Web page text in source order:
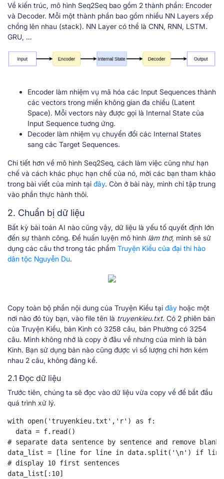
Về kiến trúc, mô hình Seq2Seq bao gồm 2 thành phần: Encoder
và Decoder. Mỗi một thành phần bao gồm nhiều NN Layers xếp
chồng lên nhau (stack). NN Layer có thể là CNN, RNN, LSTM.
GRU, …
Encoder làm nhiệm vụ mã hóa các Input Sequences thành
các vectors trong miền không gian đa chiều (Latent
Space). Mỗi vectors này được gọi là Internal State của
Input Sequence tuơng ứng.
Decoder làm nhiệm vụ chuyển đổi các Internal States
sang các Target Sequences.
Chi tiết hơn về mô hình Seq2Seq, cách làm việc cũng như hạn
chế và cách khác phục hạn chế của nó, mời các bạn tham khảo
trong bài viết của mình tại đây. Còn ở bài này, mình chỉ tập trung
vào phần thực hành thôi.
2. Chuẩn bị dữ liệu
Bất kỳ bài toán AI nào cũng vậy, dữ liệu là yếu tố quyết định lớn
đến sự thành công. Để huấn luyện mô hình làm thơ, mình sẽ sử
dụng các câu thơ trong tác phẩm Truyện Kiều của đại thi hào
dân tộc Nguyễn Du.
Copy toàn bộ phần nội dung của Truyện Kiều tại đây hoặc một
nơi nào đó tùy bạn, vào file tên là truyenkieu.txt. Có 2 phiên bản
của Truyện Kiều, bản Kinh có 3258 câu, bản Phường có 3254
câu. Mình không nhớ là copy ở đâu về nhưng của mình là bản
Kinh. Bạn sử dụng bản nào cũng được vì số lượng chỉ hơn kém
nhau 2 câu, không đáng kể.
2.1 Đọc dữ liệu
Trước tiên, chúng ta sẽ đọc vào dữ liệu vừa copy về để bắt đầu
quá trình xử lý.
with open('truyenkieu.txt','r') as f:
  data = f.read()
# separate data sentence by sentence and remove blank
data_list = [line for line in data.split('\n') if
# display 10 first sentences
data_list[:10]